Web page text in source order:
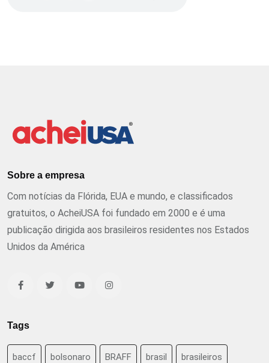
Sobre a empresa
Com notícias da Flórida, EUA e mundo, e classificados
gratuitos, o AcheiUSA foi fundado em 2000 e é uma
publicação dirigida aos brasileiros residentes nos Estados
Unidos da América
Tags
baccf bolsonaro BRAFF brasil brasileiros